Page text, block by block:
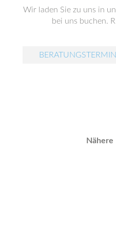
Wir laden Sie zu uns in
bei uns buchen.